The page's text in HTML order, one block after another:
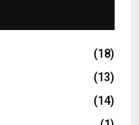
(18)
(13)
(14)